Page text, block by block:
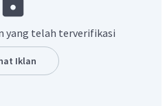
. Maka bayangan garis
oleh:
yang telah terverifikasi
Iklan